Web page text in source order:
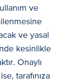
ve
ve yasal
kesinlikle
Onaylı
tarafınıza